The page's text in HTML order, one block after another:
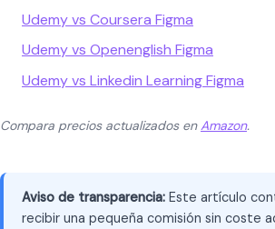
Udemy vs Coursera Figma
Udemy vs Openenglish Figma
Udemy vs Linkedin Learning Figma
Compara precios actualizados en Amazon.
Aviso de transparencia: Este artículo
recibir una pequeña comisión sin coste